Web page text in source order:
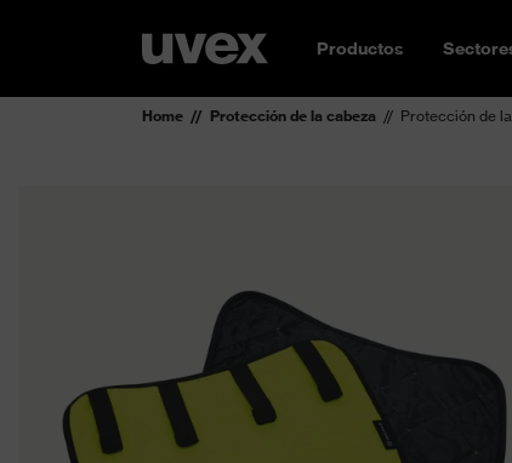
Productos
Home Protección de la cabeza Protección de